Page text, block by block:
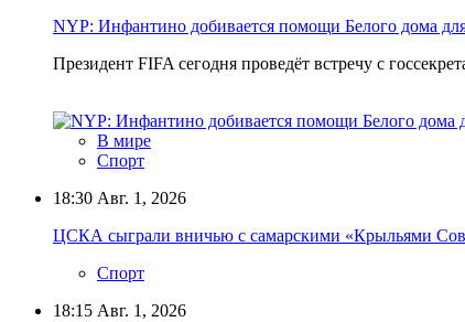
NYP: Инфантино добивается помощи Белого дома
Президент FIFA сегодня проведёт встречу с
В мире
Спорт
18:30 Авг. 1, 2026
ЦСКА сыграли вничью с самарскими «Крыльями
Спорт
18:15 Авг. 1, 2026